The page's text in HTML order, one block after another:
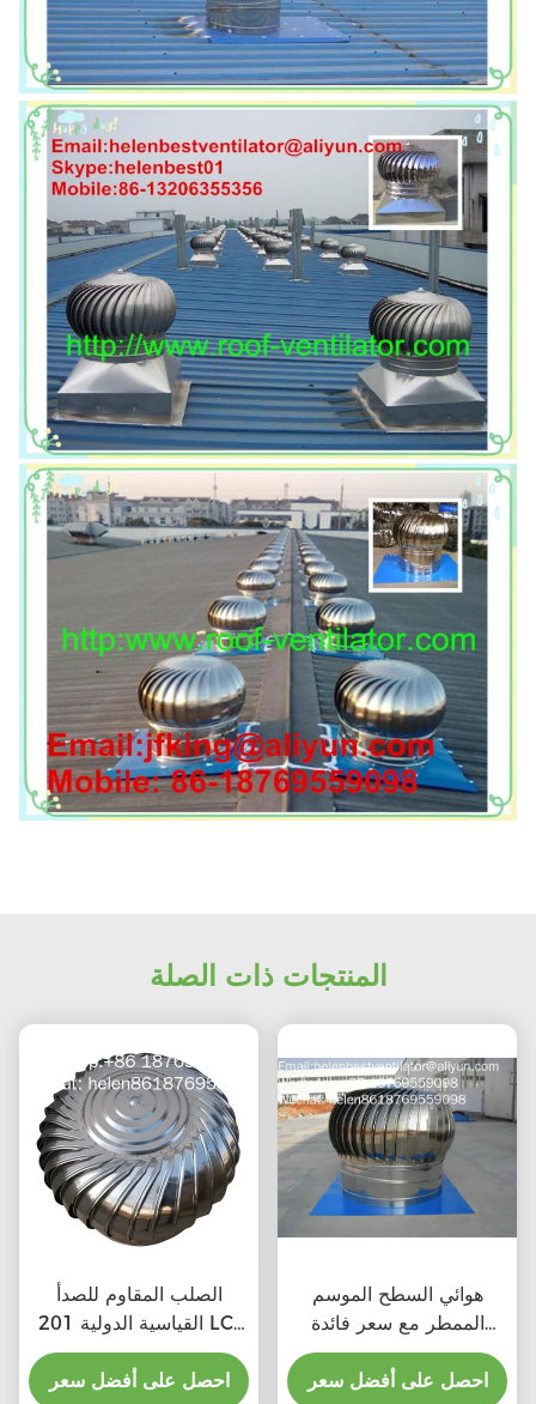
المنتجات ذات الصلة
الصلب المقاوم للصدأ
القياسية الدولية 201 LC-
BEST 500mm حجم
التوربينات الهوائية التي
احصل على أفضل سعر
هوائي السطح الموسم
الممطر مع سعر فائدة
المواد
احصل على أفضل سعر